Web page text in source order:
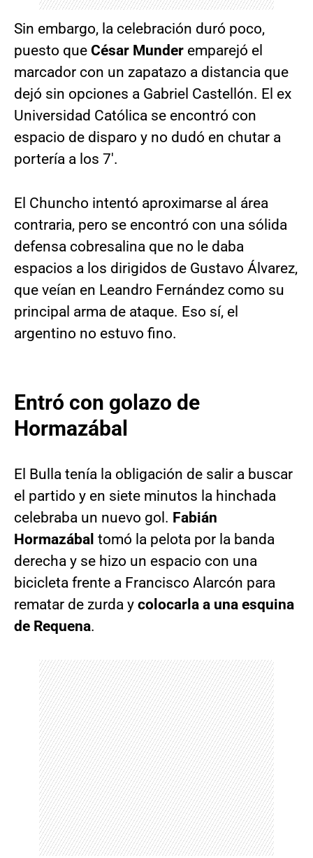
Sin embargo, la celebración duró poco,
puesto que César Munder emparejó el
marcador con un zapatazo a distancia que
dejó sin opciones a Gabriel Castellón. El ex
Universidad Católica se encontró con
espacio de disparo y no dudó en chutar a
portería a los 7′.
El Chuncho intentó aproximarse al área
contraria, pero se encontró con una sólida
defensa cobresalina que no le daba
espacios a los dirigidos de Gustavo Álvarez,
que veían en Leandro Fernández como su
principal arma de ataque. Eso sí, el
argentino no estuvo fino.
Entró con golazo de
Hormazábal
El Bulla tenía la obligación de salir a buscar
el partido y en siete minutos la hinchada
celebraba un nuevo gol. Fabián
Hormazábal tomó la pelota por la banda
derecha y se hizo un espacio con una
bicicleta frente a Francisco Alarcón para
rematar de zurda y colocarla a una esquina
de Requena.